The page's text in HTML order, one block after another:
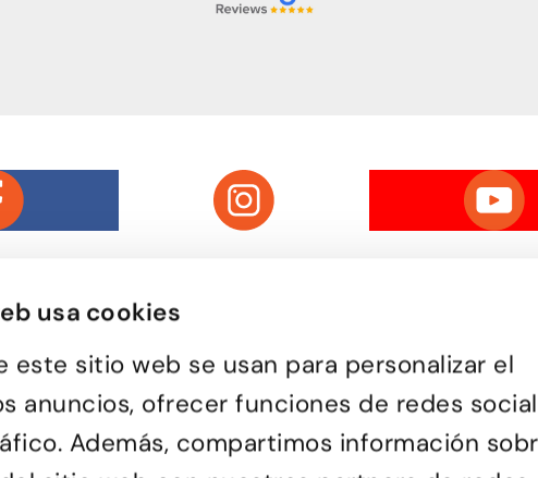
usa cookies
este sitio web se usan para personalizar el
anuncios, ofrecer funciones de redes
Además, compartimos información
de baile de Barcelona,
y de todas las edades
por aprender a bailar y
una forma de pasarlo bien y
Passatge d'Utset, 11-13
08013 – Barcelona
932 471 602 680 455 807